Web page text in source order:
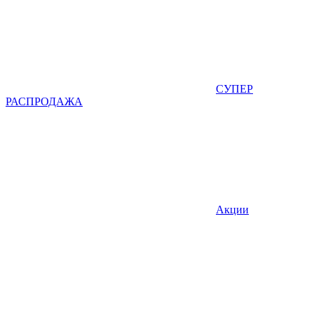
СУПЕР
РАСПРОДАЖА
Акции